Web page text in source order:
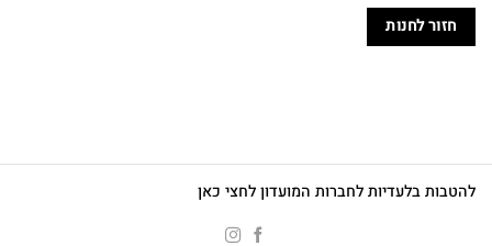
חזור לחנות
להטבות בלעדיות לחברות המועדון לחצי כאן